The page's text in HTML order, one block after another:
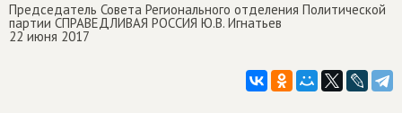
Председатель Совета Регионального отделения Политической
партии СПРАВЕДЛИВАЯ РОССИЯ Ю.В. Игнатьев
22 июня 2017